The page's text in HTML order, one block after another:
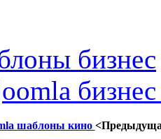
бизнес
бизнес
шаблоны кино